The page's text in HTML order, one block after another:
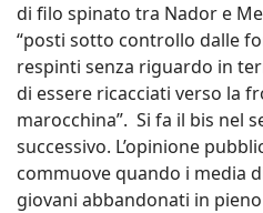
di filo spinato tra Nador e
“posti sotto controllo dalle
respinti senza riguardo in
di essere ricacciati verso la
marocchina”. Si fa il bis nel
successivo. L’opinione
commuove quando i media
giovani abbandonati in